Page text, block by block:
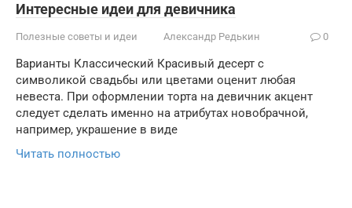
Интересные идеи для девичника
Полезные советы и идеи Александр Редькин 0
Варианты Классический Красивый десерт с
символикой свадьбы или цветами оценит любая
невеста. При оформлении торта на девичник акцент
следует сделать именно на атрибутах новобрачной,
например, украшение в виде
Читать полностью